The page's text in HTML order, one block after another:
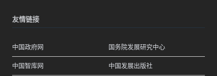
友情链接
中国政府网 国务院发展研究中心
中国智库网 中国发展出版社